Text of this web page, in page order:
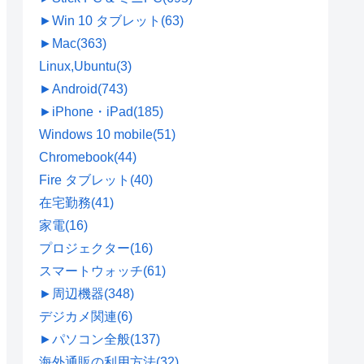
►Win 10 タブレット (63)
► Mac(363)
Linux,Ubuntu(3)
►Android(743)
► iPhone・iPad(185)
Windows 10 mobile(51)
Chromebook(44)
Fire タブレット (40)
在宅勤務(41)
家電(16)
プロジェクター(16)
スマートウォッチ(61)
► 周辺機器(348)
デジカメ関連(6)
►パソコン全般(137)